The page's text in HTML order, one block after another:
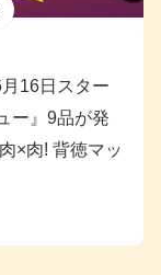
16日スター
ー』9品が発
×肉! 背徳マッ